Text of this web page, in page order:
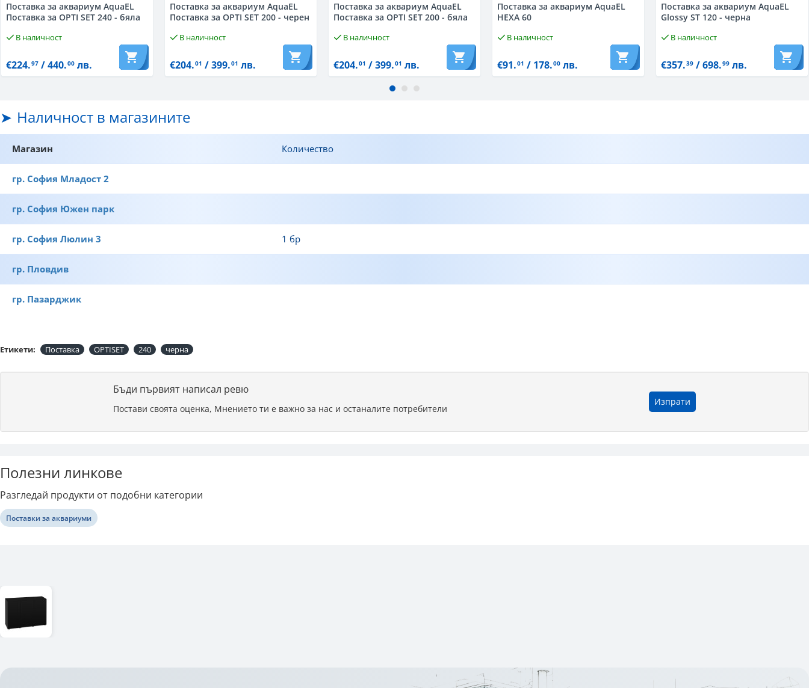
Поставка за аквариум AquaEL
Поставка за OPTI SET 240 - бяла
В наличност
€224.97 / 440.00 лв.
Поставка за аквариум AquaEL
Поставка за OPTI SET 200 - черен
В наличност
€204.01 / 399.01 лв.
Поставка за аквариум AquaEL
Поставка за OPTI SET 200 - бяла
В наличност
€204.01 / 399.01 лв.
Поставка за аквариум AquaEL
HEXA 60
В наличност
€91.01 / 178.00 лв.
Поставка за аквариум AquaEL
Glossy ST 120 - черна
В наличност
€357.39 / 698.99 лв.
Наличност в магазините
Магазин Количество
гр. София Младост 2
гр. София Южен парк
гр. София Люлин 3 1 бр
гр. Пловдив
гр. Пазарджик
Етикети: Поставка OPTISET 240 черна
Бъди първият написал ревю
Постави своята оценка, Мнението ти е важно за нас и останалите потребители
Изпрати
Полезни линкове
Разгледай продукти от подобни категории
Поставки за аквариуми